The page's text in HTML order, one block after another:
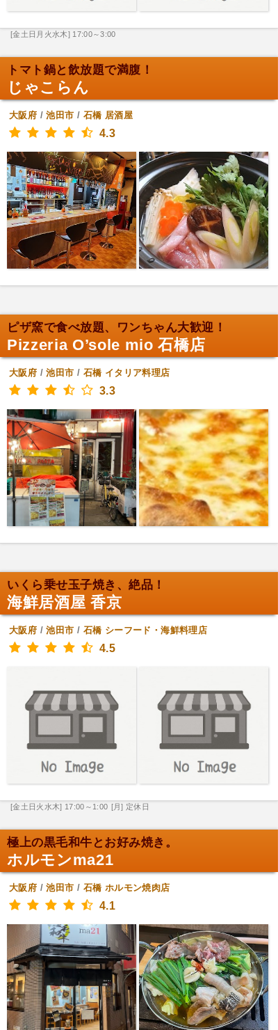
[金土日月火水木] 17:00～3:00
トマト鍋と飲放題で満腹！
じゃこらん
大阪府 /池田市 / 石橋 居酒屋
4.3
ピザ窯で食べ放題、ワンちゃん大歓迎！
Pizzeria O’sole mio 石橋店
大阪府 /池田市 / 石橋 イタリア料理店
3.3
いくら乗せ玉子焼き、絶品！
海鮮居酒屋 香京
大阪府 /池田市 / 石橋 シーフード・海鮮料理店
4.5
[金土日火水木] 17:00～1:00 [月] 定休日
極上の黒毛和牛とお好み焼き。
ホルモンma21
大阪府 /池田市 / 石橋 ホルモン焼肉店
4.1